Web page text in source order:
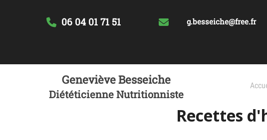
06 04 01 71 51 g.besseiche@free.fr
Geneviève Besseiche
Diététicienne Nutritionniste
Recettes